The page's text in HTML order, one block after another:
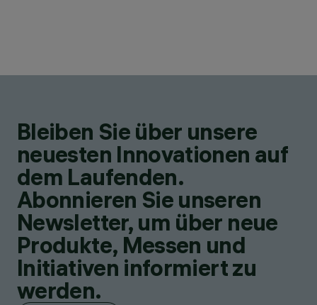
Bleiben Sie über unsere
neuesten Innovationen auf
dem Laufenden.
Abonnieren Sie unseren
Newsletter, um über neue
Produkte, Messen und
Initiativen informiert zu
werden.